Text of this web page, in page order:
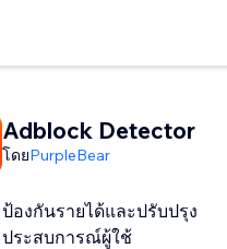
Adblock Detector
โดยPurpleBear
ป้องกันรายได้และปรับปรุง
ประสบการณ์ผู้ใช้